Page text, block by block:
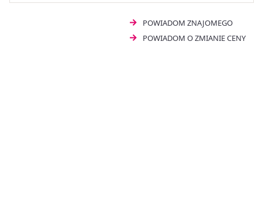
POWIADOM ZNAJOMEGO
POWIADOM O ZMIANIE CENY